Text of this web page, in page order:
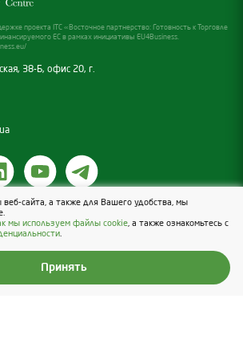
Утверждено к
использованию в
стандартами
(opti)
38-Б, офис 20, г.
проекта ITC «Восточное партнерство: Готовность к Торговле
ЕС в рамках инициативы EU4Business.
сайта, а также для Вашего удобства, мы
мы используем файлы cookie, а также ознакомьтесь с
.
Принять